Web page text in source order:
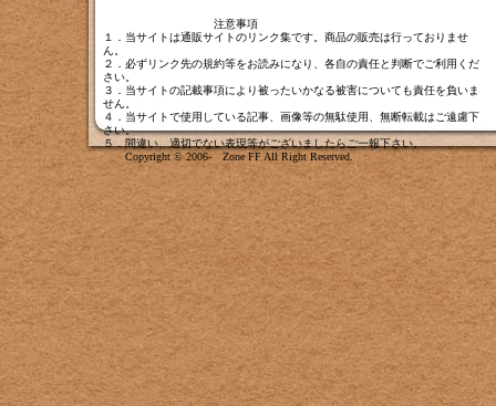
注意事項
１．当サイトは通販サイトのリンク集です。商品の販売は行っておりませ
ん。
２．必ずリンク先の規約等をお読みになり、各自の責任と判断でご利用くだ
さい。
３．当サイトの記載事項により被ったいかなる被害についても責任を負いま
せん。
４．当サイトで使用している記事、画像等の無駄使用、無断転載はご遠慮下
さい。
５．間違い、適切でない表現等がございましたら ご一報下さい
Copyright © 2006- Zone FF All Right Reserved.